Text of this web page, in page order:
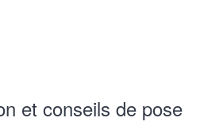
et conseils de pose